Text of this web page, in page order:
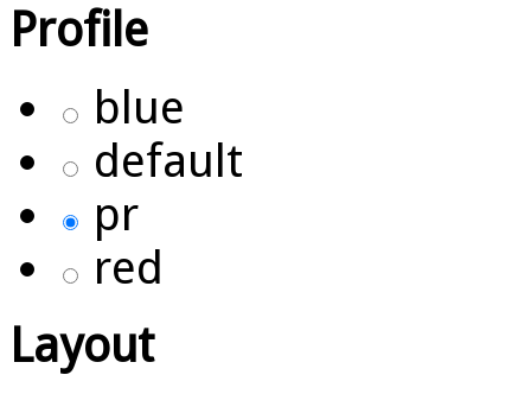
Profile
blue
default
pr
red
Layout